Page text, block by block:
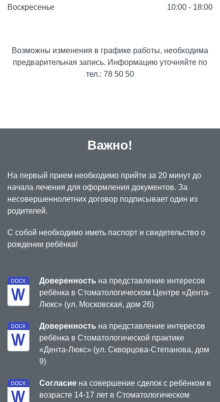
Воскресенье
10:00 - 18:00
Возможны изменения в графике работы, необходима
предварительная запись. Информацию уточняйте по
тел.: 78 50 50
Важно!
На первый прием необходимо прийти за 20 минут до
начала лечения для оформления документов. За
несовершеннолетних договор подписывает один из
родителей.
С собой необходимо иметь паспорт и свидетельство о
рождении ребёнка!
Доверенность на представление интересов
ребёнка в Стоматологическом Центре «Дента-
Люкс» (ул. Московская, дом 26)
Доверенность на представление интересов
ребёнка в Стоматологической практике
«Дента-Люкс» (ул. Скворцова-Степанова, дом
9)
Согласие на совершение сделок с ребёнком в
возрасте 14-17 лет в Стоматологическом